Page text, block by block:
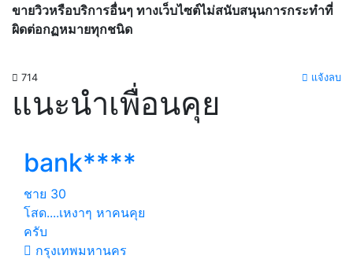
ขายวิวหรือบริการอื่นๆ ทางเว็บไซต์ไม่สนับสนุนการกระทำที่
ผิดต่อกฏหมายทุกชนิด
714 แจ้งลบ
แนะนำเพื่อนคุย
bank****
ชาย 30
โสด....เหงาๆ หาคนคุย
ครับ
กรุงเทพมหานคร